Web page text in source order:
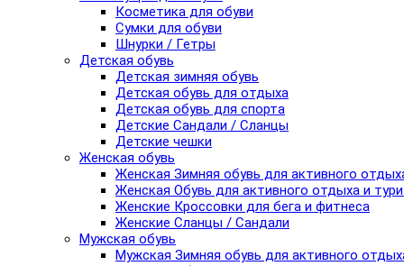
Косметика для обуви
Сумки для обуви
Шнурки / Гетры
Детская обувь
Детская зимняя обувь
Детская обувь для отдыха
Детская обувь для спорта
Детские Сандали / Сланцы
Детские чешки
Женская обувь
Женская Зимняя обувь для активного
Женская Обувь для активного отдыха и
Женские Кроссовки для бега и фитнеса
Женские Сланцы / Сандали
Мужская обувь
Мужская Зимняя обувь для активного